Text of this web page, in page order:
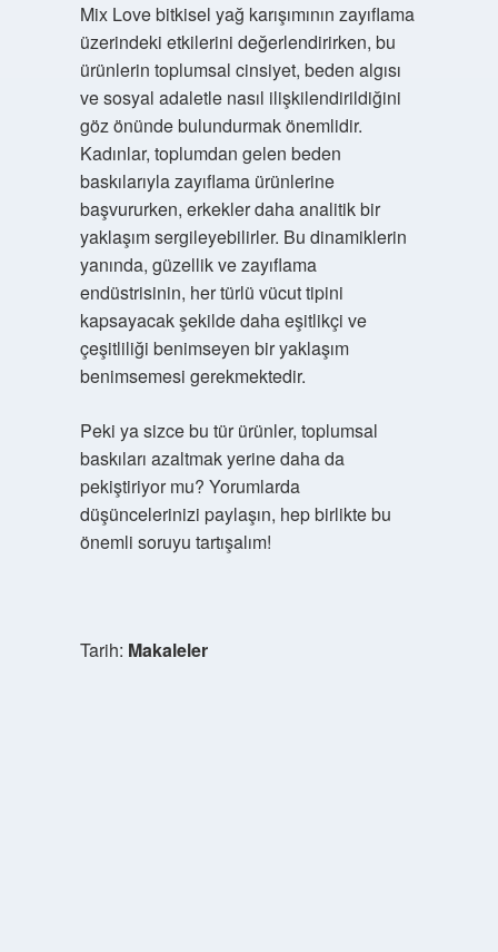
Mix Love bitkisel yağ karışımının zayıflama
üzerindeki etkilerini değerlendirirken, bu
ürünlerin toplumsal cinsiyet, beden algısı
ve sosyal adaletle nasıl ilişkilendirildiğini
göz önünde bulundurmak önemlidir.
Kadınlar, toplumdan gelen beden
baskılarıyla zayıflama ürünlerine
başvururken, erkekler daha analitik bir
yaklaşım sergileyebilirler. Bu dinamiklerin
yanında, güzellik ve zayıflama
endüstrisinin, her türlü vücut tipini
kapsayacak şekilde daha eşitlikçi ve
çeşitliliği benimseyen bir yaklaşım
benimsemesi gerekmektedir.
Peki ya sizce bu tür ürünler, toplumsal
baskıları azaltmak yerine daha da
pekiştiriyor mu? Yorumlarda
düşüncelerinizi paylaşın, hep birlikte bu
önemli soruyu tartışalım!
Tarih: Makaleler